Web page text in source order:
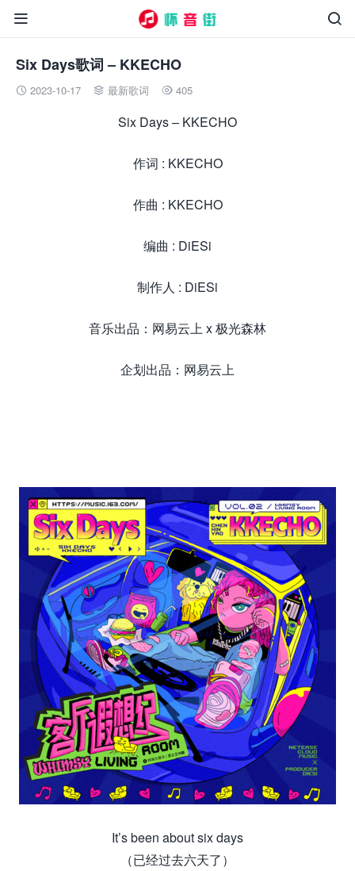


Six Days歌词 – KKECHO
 2023-10-17  最新歌词  405
Six Days – KKECHO
作词 : KKECHO
作曲 : KKECHO
编曲 : DiESi
制作人 : DiESi
音乐出品：网易云上 x 极光森林
企划出品：网易云上
It’s been about six days
（已经过去六天了）